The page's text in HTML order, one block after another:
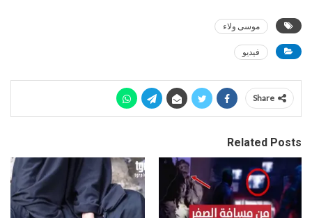
موسى ولاء
فيديو
Share
Related Posts